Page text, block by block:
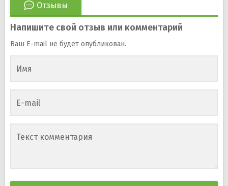
Отзывы
Напишите свой отзыв или комментарий
Ваш E-mail не будет опубликован.
Имя
E-mail
Текст комментария